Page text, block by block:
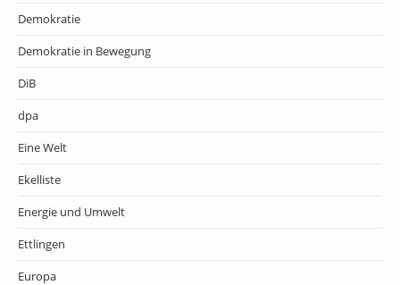
Demokratie
Demokratie in Bewegung
DiB
dpa
Eine Welt
Ekelliste
Energie und Umwelt
Ettlingen
Europa